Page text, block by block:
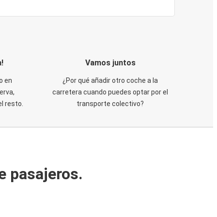
en
resto.
Vamos juntos
¿Por qué añadir otro coche a la
carretera cuando puedes optar por el
transporte colectivo?
pasajeros.